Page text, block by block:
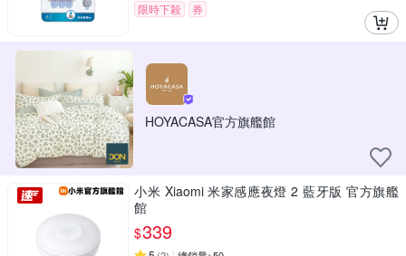
限時下殺 券
HOYACASA官方旗艦館
小米 Xiaomi 米家感應夜燈 2 藍牙版 官方旗艦
館
$339